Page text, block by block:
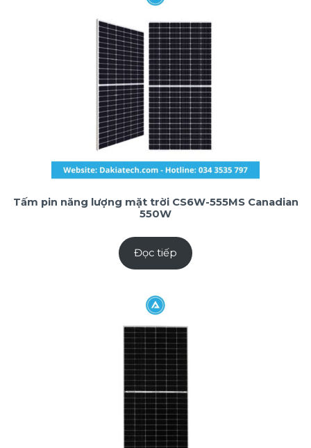
Tấm pin năng lượng mặt trời CS6W-555MS Canadian
550W
Đọc tiếp